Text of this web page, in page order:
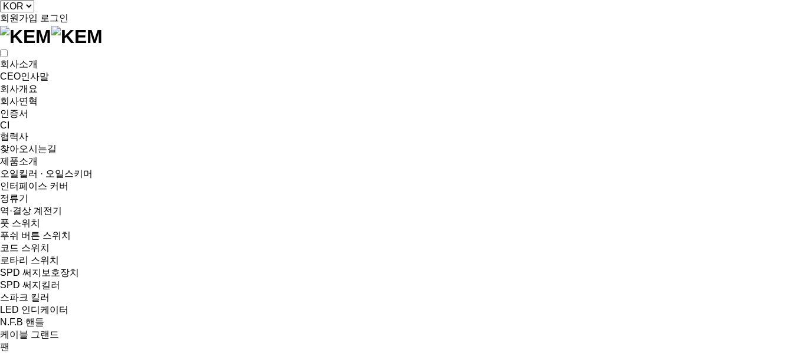
회원가입 로그인
회사소개
CEO인사말
회사개요
회사연혁
인증서
CI
협력사
찾아오시는길
제품소개
오일킬러 · 오일스키머
인터페이스 커버
정류기
역·결상 계전기
풋 스위치
푸쉬 버튼 스위치
코드 스위치
로타리 스위치
SPD 써지보호장치
SPD 써지킬러
스파크 킬러
LED 인디케이터
N.F.B 핸들
케이블 그랜드
팬